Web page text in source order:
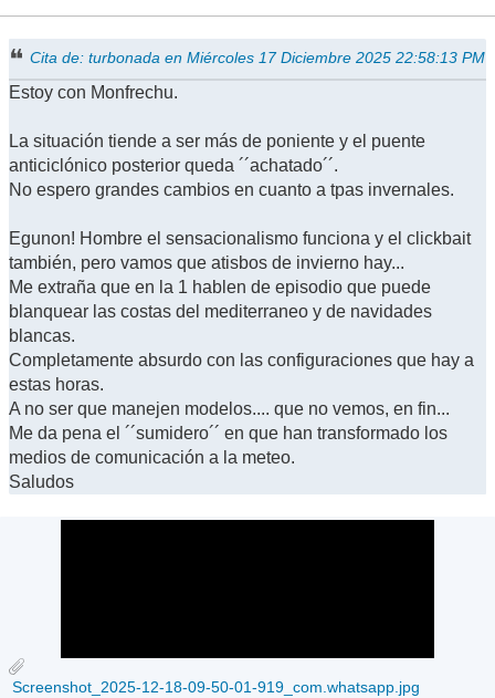
Cita de: turbonada en Miércoles 17 Diciembre 2025 22:58:13 PM
Estoy con Monfrechu.
La situación tiende a ser más de poniente y el puente
anticiclónico posterior queda ´´achatado´´.
No espero grandes cambios en cuanto a tpas invernales.
Egunon! Hombre el sensacionalismo funciona y el clickbait
también, pero vamos que atisbos de invierno hay...
Me extraña que en la 1 hablen de episodio que puede
blanquear las costas del mediterraneo y de navidades
blancas.
Completamente absurdo con las configuraciones que hay a
estas horas.
A no ser que manejen modelos.... que no vemos, en fin...
Me da pena el ´´sumidero´´ en que han transformado los
medios de comunicación a la meteo.
Saludos
Screenshot_2025-12-18-09-50-01-919_com.whatsapp.jpg